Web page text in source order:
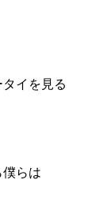
イを見る
らは